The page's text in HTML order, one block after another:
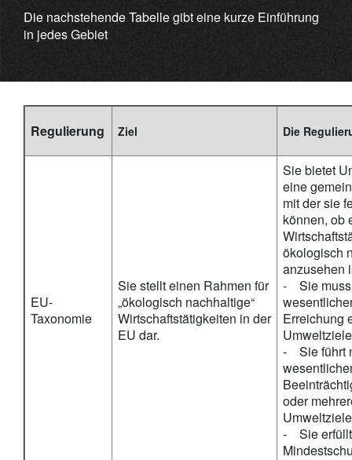
Die nachstehende Tabelle gibt eine kurze Einführung
in jedes Gebiet
Regulierung Ziel Die
EU-
Taxonomie
Sie stellt einen Rahmen für
„ökologisch nachhaltige“
Wirtschaftstätigkeiten in der
EU dar.
Sie bietet
eine
mit der sie
können, ob
ökologisch
anzusehen
- Sie muss
Erreichung
- Sie führt
oder
Umweltziele
- Sie